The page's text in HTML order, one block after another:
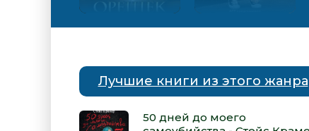
Лучшие книги из этого жанра
50 дней до моего